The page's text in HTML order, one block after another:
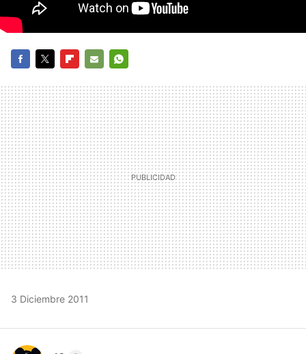
MAIL
3 Diciembre 2011